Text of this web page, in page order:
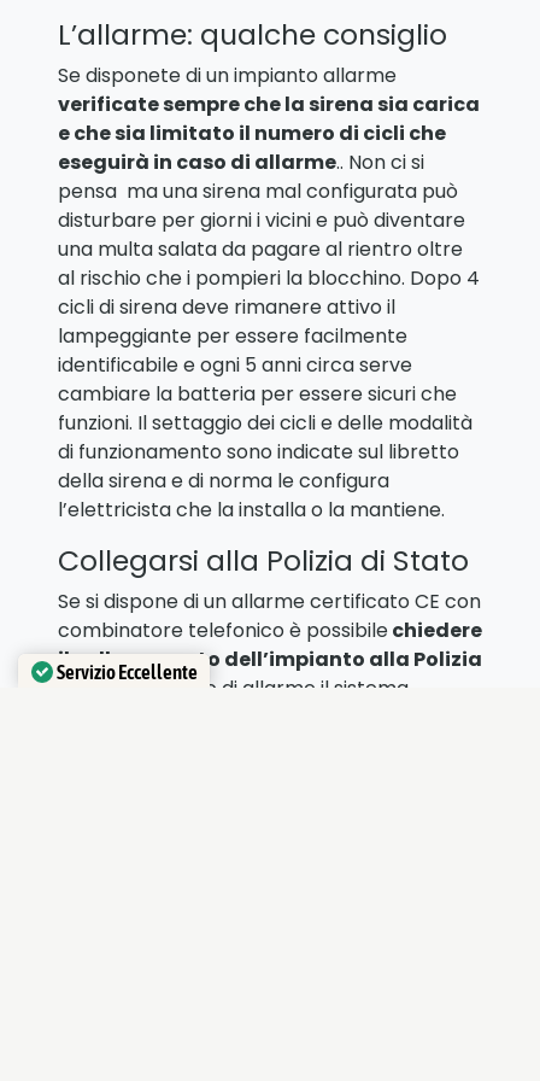
L’allarme: qualche consiglio
Se disponete di un impianto allarme
verificate sempre che la sirena sia carica
e che sia limitato il numero di cicli che
eseguirà in caso di allarme.. Non ci si
pensa ma una sirena mal configurata può
disturbare per giorni i vicini e può diventare
una multa salata da pagare al rientro oltre
al rischio che i pompieri la blocchino. Dopo 4
cicli di sirena deve rimanere attivo il
lampeggiante per essere facilmente
identificabile e ogni 5 anni circa serve
cambiare la batteria per essere sicuri che
funzioni. Il settaggio dei cicli e delle modalità
di funzionamento sono indicate sul libretto
della sirena e di norma le configura
l’elettricista che la installa o la mantiene.
Collegarsi alla Polizia di Stato
Se si dispone di un allarme certificato CE con
combinatore telefonico è possibilechiedere
il collegamento dell’impianto alla Polizia
di Stato. In caso di allarme il sistema
Servizio Eccellente